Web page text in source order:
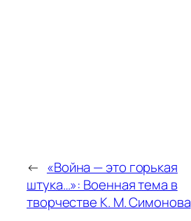
← «Война — это горькая
штука…»: Военная тема в
творчестве К. М. Симонова